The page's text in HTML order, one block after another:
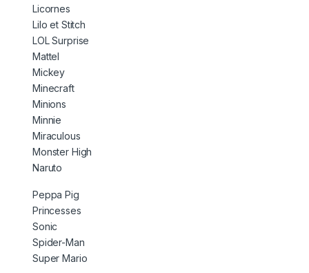
Licornes
Lilo et Stitch
LOL Surprise
Mattel
Mickey
Minecraft
Minions
Minnie
Miraculous
Monster High
Naruto
Peppa Pig
Princesses
Sonic
Spider-Man
Super Mario